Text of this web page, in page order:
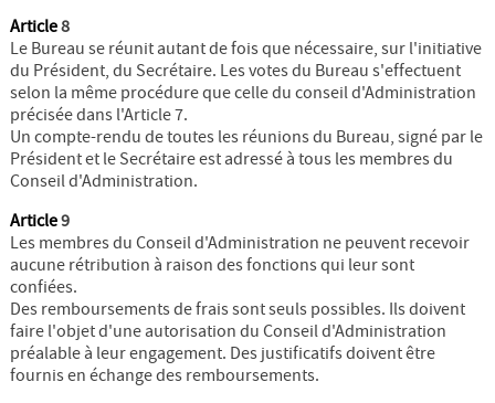
Article8
Le Bureau se réunit autant de fois que nécessaire, sur l'initiative
du Président, du Secrétaire. Les votes du Bureau s'effectuent
selon la même procédure que celle du conseil d'Administration
précisée dans l'Article 7.
Un compte-rendu de toutes les réunions du Bureau, signé par le
Président et le Secrétaire est adressé à tous les membres du
Conseil d'Administration.
Article9
Les membres du Conseil d'Administration ne peuvent recevoir
aucune rétribution à raison des fonctions qui leur sont
confiées.
Des remboursements de frais sont seuls possibles. Ils doivent
faire l'objet d'une autorisation du Conseil d'Administration
préalable à leur engagement. Des justificatifs doivent être
fournis en échange des remboursements.